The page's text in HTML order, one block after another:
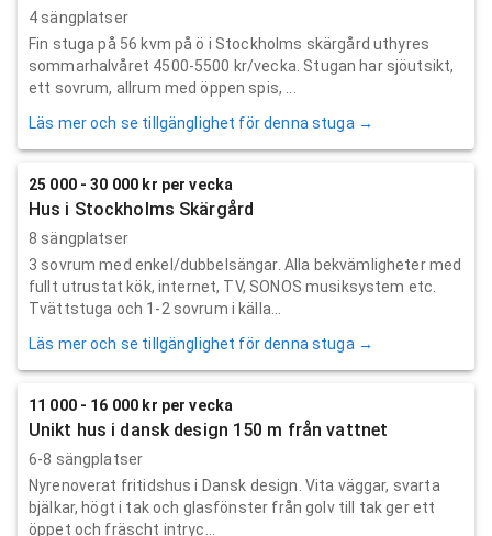
4 sängplatser
Fin stuga på 56 kvm på ö i Stockholms skärgård uthyres
sommarhalvåret 4500-5500 kr/vecka. Stugan har sjöutsikt,
ett sovrum, allrum med öppen spis, ...
Läs mer och se tillgänglighet för denna stuga →
25 000 - 30 000 kr per vecka
Hus i Stockholms Skärgård
8 sängplatser
3 sovrum med enkel/dubbelsängar. Alla bekvämligheter med
fullt utrustat kök, internet, TV, SONOS musiksystem etc.
Tvättstuga och 1-2 sovrum i källa...
Läs mer och se tillgänglighet för denna stuga →
11 000 - 16 000 kr per vecka
Unikt hus i dansk design 150 m från vattnet
6-8 sängplatser
Nyrenoverat fritidshus i Dansk design. Vita väggar, svarta
bjälkar, högt i tak och glasfönster från golv till tak ger ett
öppet och fräscht intryc...